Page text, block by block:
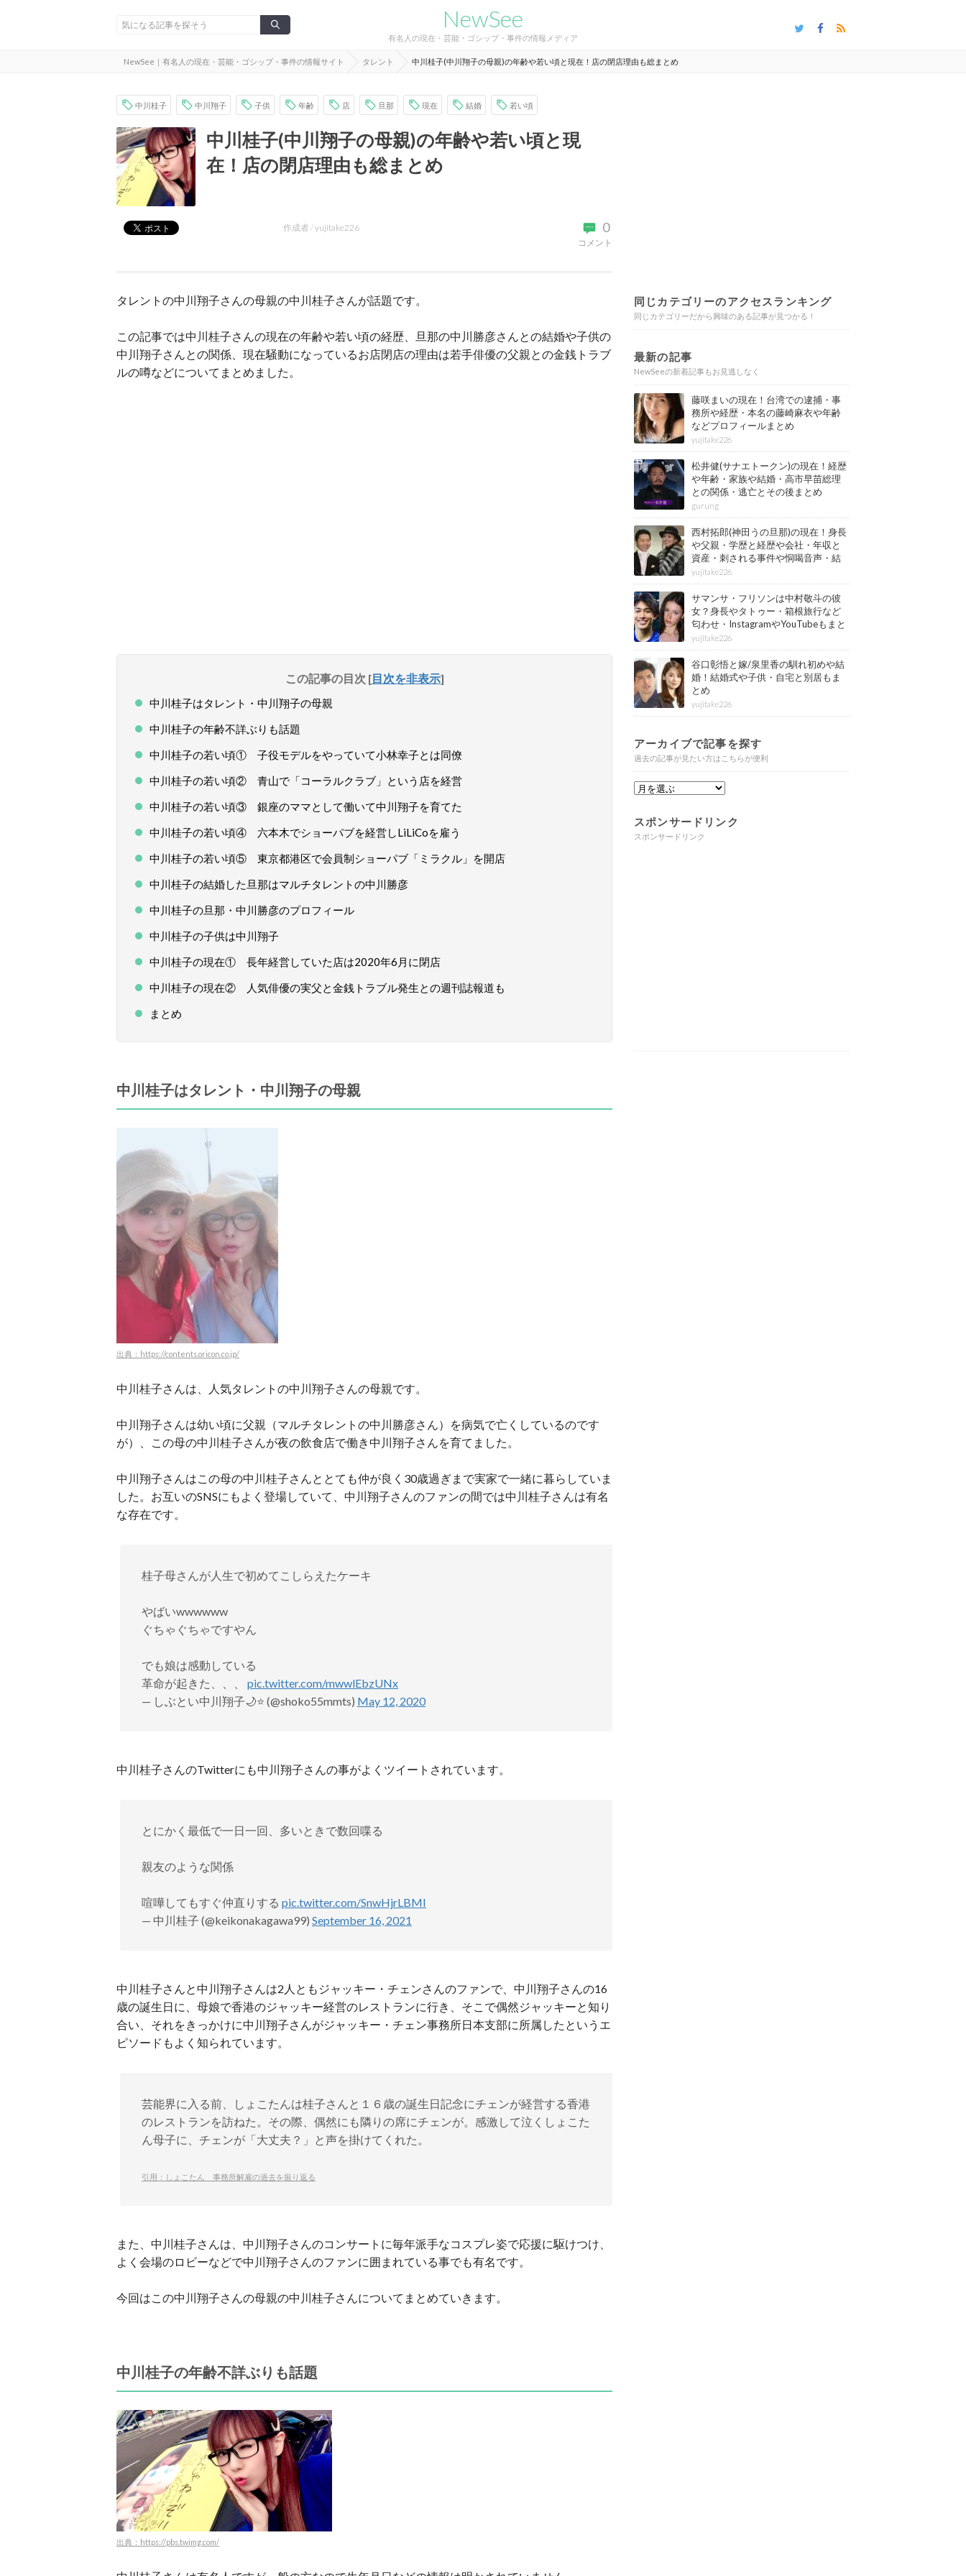
NewSee
有名人の現在・芸能・ゴシップ・事件の情報メディア
NewSee｜有名人の現在・芸能・ゴシップ・事件の情報サイト タレント 中川桂子(中川翔子の母親)の年齢や若い頃と現在！店の閉店理由も総まとめ
中川桂子 中川翔子 子供 年齢 店 旦那 現在 結婚 若い頃
中川桂子(中川翔子の母親)の年齢や若い頃と現
在！店の閉店理由も総まとめ
0
コメント
作成者 /yujitake226
タレントの中川翔子さんの母親の中川桂子さんが話題です。
この記事では中川桂子さんの現在の年齢や若い頃の経歴、旦那の中川勝彦さんとの結婚や子供の
中川翔子さんとの関係、現在騒動になっているお店閉店の理由は若手俳優の父親との金銭トラブ
ルの噂などについてまとめました。
この記事の目次 [目次を非表示]
中川桂子はタレント・中川翔子の母親
中川桂子の年齢不詳ぶりも話題
中川桂子の若い頃① 子役モデルをやっていて小林幸子とは同僚
中川桂子の若い頃② 青山で「コーラルクラブ」という店を経営
中川桂子の若い頃③ 銀座のママとして働いて中川翔子を育てた
中川桂子の若い頃④ 六本木でショーパブを経営しLiLiCoを雇う
中川桂子の若い頃⑤ 東京都港区で会員制ショーパブ「ミラクル」を開店
中川桂子の結婚した旦那はマルチタレントの中川勝彦
中川桂子の旦那・中川勝彦のプロフィール
中川桂子の子供は中川翔子
中川桂子の現在① 長年経営していた店は2020年6月に閉店
中川桂子の現在② 人気俳優の実父と金銭トラブル発生との週刊誌報道も
まとめ
中川桂子はタレント・中川翔子の母親
出典：https://contents.oricon.co.jp/
中川桂子さんは、人気タレントの中川翔子さんの母親です。
中川翔子さんは幼い頃に父親（マルチタレントの中川勝彦さん）を病気で亡くしているのです
が）、この母の中川桂子さんが夜の飲食店で働き中川翔子さんを育てました。
中川翔子さんはこの母の中川桂子さんととても仲が良く30歳過ぎまで実家で一緒に暮らしていま
した。お互いのSNSにもよく登場していて、中川翔子さんのファンの間では中川桂子さんは有名
な存在です。
桂子母さんが人生で初めてこしらえたケーキ
やばいwwwwww
ぐちゃぐちゃですやん
でも娘は感動している
革命が起きた、、、 pic.twitter.com/mwwlEbzUNx
— しぶとい中川翔子🌙⭐️ (@shoko55mmts) May 12, 2020
中川桂子さんのTwitterにも中川翔子さんの事がよくツイートされています。
とにかく最低で一日一回、多いときで数回喋る
親友のような関係
喧嘩してもすぐ仲直りする pic.twitter.com/SnwHjrLBMI
— 中川桂子 (@keikonakagawa99) September 16, 2021
中川桂子さんと中川翔子さんは2人ともジャッキー・チェンさんのファンで、中川翔子さんの16
歳の誕生日に、母娘で香港のジャッキー経営のレストランに行き、そこで偶然ジャッキーと知り
合い、それをきっかけに中川翔子さんがジャッキー・チェン事務所日本支部に所属したというエ
ピソードもよく知られています。
芸能界に入る前、しょこたんは桂子さんと１６歳の誕生日記念にチェンが経営する香港
のレストランを訪ねた。その際、偶然にも隣りの席にチェンが。感激して泣くしょこた
ん母子に、チェンが「大丈夫？」と声を掛けてくれた。
引用：しょこたん 事務所解雇の過去を振り返る
また、中川桂子さんは、中川翔子さんのコンサートに毎年派手なコスプレ姿で応援に駆けつけ、
よく会場のロビーなどで中川翔子さんのファンに囲まれている事でも有名です。
今回はこの中川翔子さんの母親の中川桂子さんについてまとめていきます。
中川桂子の年齢不詳ぶりも話題
出典：https://pbs.twimg.com/
同じカテゴリーのアクセスランキング
同じカテゴリーだから興味のある記事が見つかる！
最新の記事
NewSeeの新着記事もお見逃しなく
藤咲まいの現在！台湾での逮捕・事
務所や経歴・本名の藤崎麻衣や年齢
などプロフィールまとめ
yujitake226
松井健(サナエトークン)の現在！経歴
や年齢・家族や結婚・高市早苗総理
との関係・逃亡とその後まとめ
gurung
西村拓郎(神田うの旦那)の現在！身長
や父親・学歴と経歴や会社・年収と
資産・刺される事件や恫喝音声・結
婚と子供や自宅・脳梗塞の病気もま
とめ
yujitake226
サマンサ・フリソンは中村敬斗の彼
女？身長やタトゥー・箱根旅行など
匂わせ・InstagramやYouTubeもまと
め
yujitake226
谷口彰悟と嫁/泉里香の馴れ初めや結
婚！結婚式や子供・自宅と別居もま
とめ
yujitake226
アーカイブで記事を探す
過去の記事が見たい方はこちらが便利
スポンサードリンク
スポンサードリンク